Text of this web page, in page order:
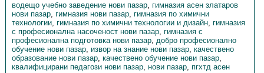
водещо учебно заведение нови пазар, гимназия асен златаров
нови пазар, гимназия нови пазар, гимназия по химични
технологии, гимназия по химични технологии и дизайн, гимназия
с професионална насоченост нови пазар, гимназия с
професионална подготовка нови пазар, добро професионално
обучение нови пазар, извор на знание нови пазар, качествено
образование нови пазар, качествено обучение нови пазар,
квалифицирани педагози нови пазар, нови пазар, пгхтд асен